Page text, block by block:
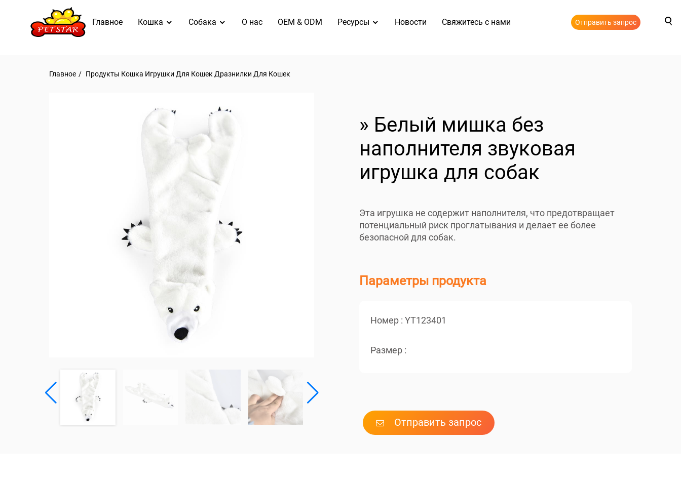
Главное Кошка Собака O нас OEM & ODM Ресурсы Новости Свяжитесь с нами Отправить запрос
Главное Продукты Кошка Игрушки Для Кошек Дразнилки Для Кошек
» Белый мишка без
наполнителя звуковая
игрушка для собак
Эта игрушка не содержит наполнителя, что предотвращает
потенциальный риск проглатывания и делает ее более
безопасной для собак.
Параметры продукта
Номер : YT123401
Размер :
Отправить запрос